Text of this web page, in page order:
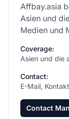
Affbay.asia
Asien und
Medien und
Coverage:
Asien und die
Contact:
E-Mail,
Contact